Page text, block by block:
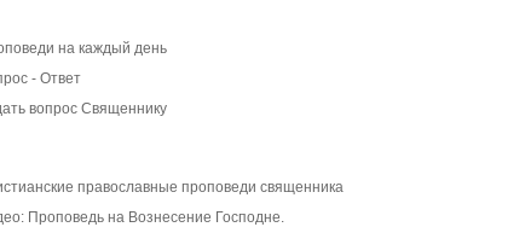
на каждый день
- Ответ
вопрос Священнику
православные проповеди священника
Проповедь на Вознесение Господне.